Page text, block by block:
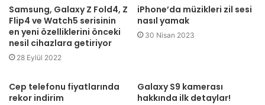
Samsung, Galaxy Z Fold4, Z
Flip4 ve Watch5 serisinin
en yeni özelliklerini önceki
nesil cihazlara getiriyor
28 Eylül 2022
iPhone’da müzikleri zil sesi
nasıl yamak
30 Nisan 2023
Cep telefonu fiyatlarında
rekor indirim
Galaxy S9 kamerası
hakkında ilk detaylar!